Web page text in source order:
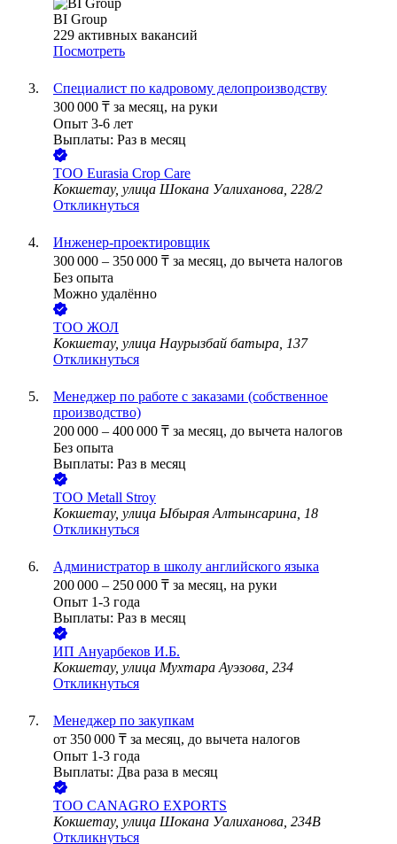
BI Group
229 активных вакансий
Посмотреть
Специалист по кадровому делопроизводству
300 000 ₸ за месяц, на руки
Опыт 3-6 лет
Выплаты: Раз в месяц
ТОО Eurasia Crop Care
Кокшетау, улица Шокана Уалиханова, 228/2
Откликнуться
Инженер-проектировщик
300 000 – 350 000 ₸ за месяц, до вычета налогов
Без опыта
Можно удалённо
ТОО ЖОЛ
Кокшетау, улица Наурызбай батыра, 137
Откликнуться
Менеджер по работе с заказами (собственное
производство)
200 000 – 400 000 ₸ за месяц, до вычета налогов
Без опыта
Выплаты: Раз в месяц
ТОО Metall Stroy
Кокшетау, улица Ыбырая Алтынсарина, 18
Откликнуться
Администратор в школу английского языка
200 000 – 250 000 ₸ за месяц, на руки
Опыт 1-3 года
Выплаты: Раз в месяц
ИП Ануарбеков И.Б.
Кокшетау, улица Мухтара Ауэзова, 234
Откликнуться
Менеджер по закупкам
от 350 000 ₸ за месяц, до вычета налогов
Опыт 1-3 года
Выплаты: Два раза в месяц
ТОО CANAGRO EXPORTS
Кокшетау, улица Шокана Уалиханова, 234В
Откликнуться